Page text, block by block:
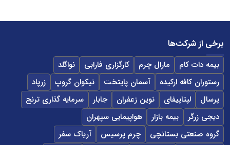
برخی از شرکت‌ها
بیمه دات کام مارال چرم کارگزاری فارابی
نواگلد
رستوران کافه ارکیده
آسمان پایتخت نیکوان گروپ
زرپاد
پرسال
لپتاپیفای نوین زعفران جابار
سرمایه گذاری ترنج
دیجی زرگر
بیمه بازار
هواپیمایی سپهران
گروه صنعتی بستانچی
چرم پرسیس
آریاک سفر